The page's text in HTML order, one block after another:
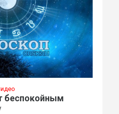
беспокойным